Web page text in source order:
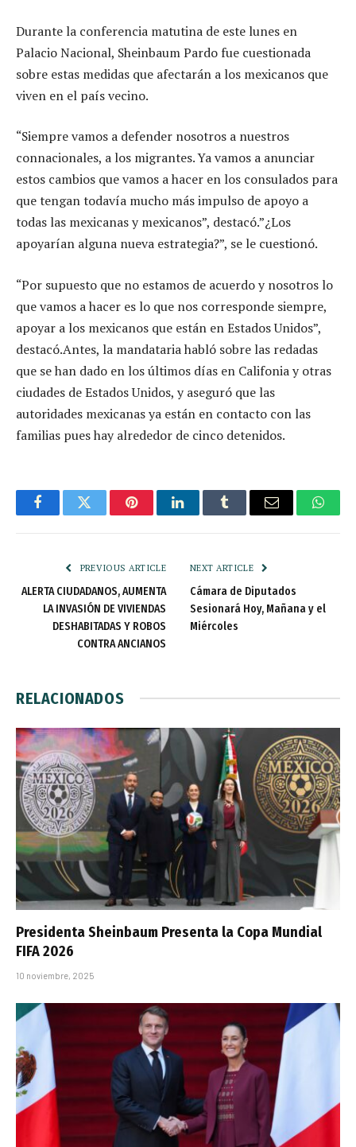
Durante la conferencia matutina de este lunes en
Palacio Nacional, Sheinbaum Pardo fue cuestionada
sobre estas medidas que afectarán a los mexicanos que
viven en el país vecino.
“Siempre vamos a defender nosotros a nuestros
connacionales, a los migrantes. Ya vamos a anunciar
estos cambios que vamos a hacer en los consulados para
que tengan todavía mucho más impulso de apoyo a
todas las mexicanas y mexicanos”, destacó.”¿Los
apoyarían alguna nueva estrategia?”, se le cuestionó.
“Por supuesto que no estamos de acuerdo y nosotros lo
que vamos a hacer es lo que nos corresponde siempre,
apoyar a los mexicanos que están en Estados Unidos”,
destacó.Antes, la mandataria habló sobre las redadas
que se han dado en los últimos días en Califonia y otras
ciudades de Estados Unidos, y aseguró que las
autoridades mexicanas ya están en contacto con las
familias pues hay alrededor de cinco detenidos.
FacebookTwitter PinterestLinkedInTumblr Email
PREVIOUS ARTICLE
ALERTA CIUDADANOS, AUMENTA
LA INVASIÓN DE VIVIENDAS
DESHABITADAS Y ROBOS
CONTRA ANCIANOS
NEXT ARTICLE
Cámara de Diputados
Sesionará Hoy, Mañana y el
Miércoles
RELACIONADOS
Presidenta Sheinbaum Presenta la Copa Mundial
FIFA 2026
10 noviembre, 2025